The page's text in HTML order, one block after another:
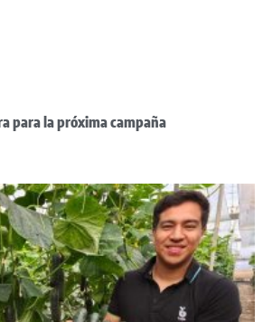
para la próxima campaña